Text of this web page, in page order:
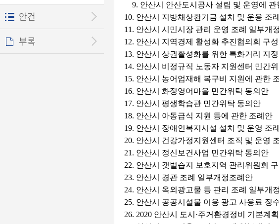
안건
부록
9. 안산시 안산도시공사 설립 및 운영에
10. 안산시 지방채상환기금 설치 및 운용 조
11. 안산시 시민시장 관리 운영 조례 일부개
12. 안산시 지역경제 활성화 추진협의회 구
13. 안산시 상권활성화를 위한 특화거리 지
14. 안산시 비정규직 노동자 지원센터 민간
15. 안산시 농어업재해 복구비 지원에 관한
16. 안산시 화정영어마을 민간위탁 동의안
17. 안산시 평생학습관 민간위탁 동의안
18. 안산시 아동급식 지원 등에 관한 조례안
19. 안산시 장애인복지시설 설치 및 운영 조
20. 안산시 건강가정지원센터 조직 및 운영
21. 안산시 정신보건사업 민간위탁 동의안
22. 안산시 갯벌습지 보호지역 관리위원회
23. 안산시 경관 조례 일부개정조례안
24. 안산시 옥외광고물 등 관리 조례 일부개
25. 안산시 공공시설물 이용 광고 사용료 징
26. 2020 안산시 도시·주거환경정비 기본계